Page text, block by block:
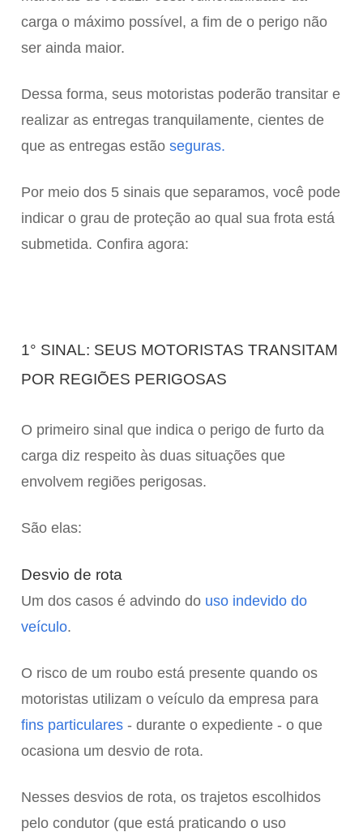
carga o máximo possível, a fim de o perigo não
ser ainda maior.
Dessa forma, seus motoristas poderão transitar e
realizar as entregas tranquilamente, cientes de
que as entregas estão seguras.
Por meio dos 5 sinais que separamos, você pode
indicar o grau de proteção ao qual sua frota está
submetida. Confira agora:
1° SINAL: SEUS MOTORISTAS TRANSITAM
POR REGIÕES PERIGOSAS
O primeiro sinal que indica o perigo de furto da
carga diz respeito às duas situações que
envolvem regiões perigosas.
São elas:
Desvio de rota
Um dos casos é advindo do uso indevido do
veículo.
O risco de um roubo está presente quando os
motoristas utilizam o veículo da empresa para
fins particulares - durante o expediente - o que
ocasiona um desvio de rota.
Nesses desvios de rota, os trajetos escolhidos
pelo condutor (que está praticando o uso